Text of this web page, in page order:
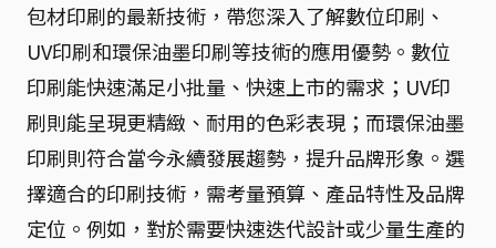
包材印刷的最新技術，帶您深入了解數位印刷、
UV印刷和環保油墨印刷等技術的應用優勢。數位
印刷能快速滿足小批量、快速上市的需求；UV印
刷則能呈現更精緻、耐用的色彩表現；而環保油墨
印刷則符合當今永續發展趨勢，提升品牌形象。選
擇適合的印刷技術，需考量預算、產品特性及品牌
定位。例如，對於需要快速迭代設計或少量生產的